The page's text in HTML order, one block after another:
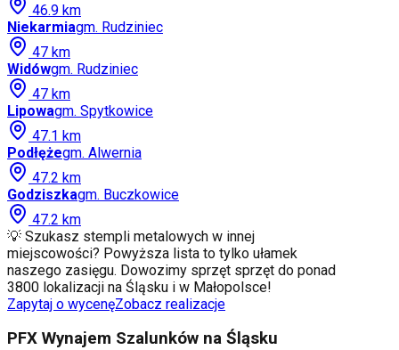
46.9 km
Niekarmiagm. Rudziniec
47 km
Widówgm. Rudziniec
47 km
Lipowagm. Spytkowice
47.1 km
Podłężegm. Alwernia
47.2 km
Godziszkagm. Buczkowice
47.2 km
💡 Szukasz stempli metalowych w innej
miejscowości? Powyższa lista to tylko ułamek
naszego zasięgu. Dowozimy sprzęt sprzęt do ponad
3800 lokalizacji na Śląsku i w Małopolsce!
Zapytaj o wycenęZobacz realizacje
PFX Wynajem Szalunków na Śląsku